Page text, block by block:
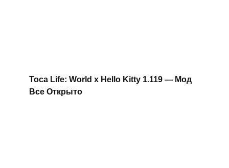
Toca Life: World x Hello Kitty 1.119 — Мод
Все Открыто